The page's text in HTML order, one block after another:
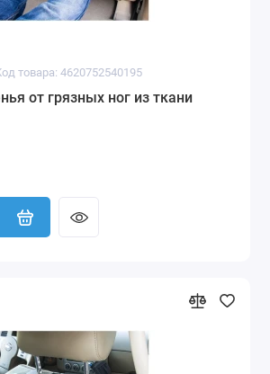
товара: 4620752540195
от грязных ног из ткани